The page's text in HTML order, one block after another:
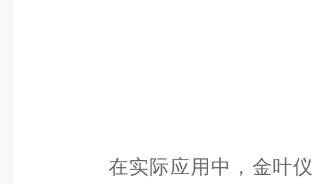
在实际应用中，金叶仪